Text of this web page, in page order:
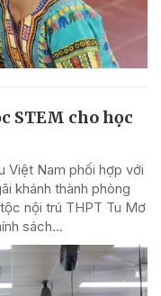
STEM cho học
Việt Nam phối hợp với
khánh thành phòng
nội trú THPT Tu Mơ
sách...